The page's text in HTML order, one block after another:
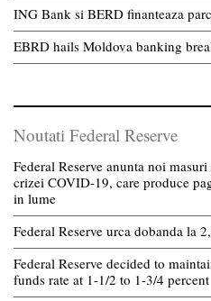
ING Bank si BERD finanteaza
EBRD hails Moldova banking
Noutati Federal Reserve
Federal Reserve anunta noi
crizei COVID-19, care produce
in lume
Federal Reserve urca dobanda la
Federal Reserve decided to
funds rate at 1-1/2 to 1-3/4 percent